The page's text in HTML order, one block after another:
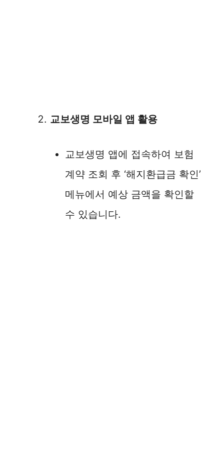
교보생명 모바일 앱 활용
교보생명 앱에 접속하여 보험
계약 조회 후 ‘해지환급금 확인’
메뉴에서 예상 금액을 확인할
수 있습니다.